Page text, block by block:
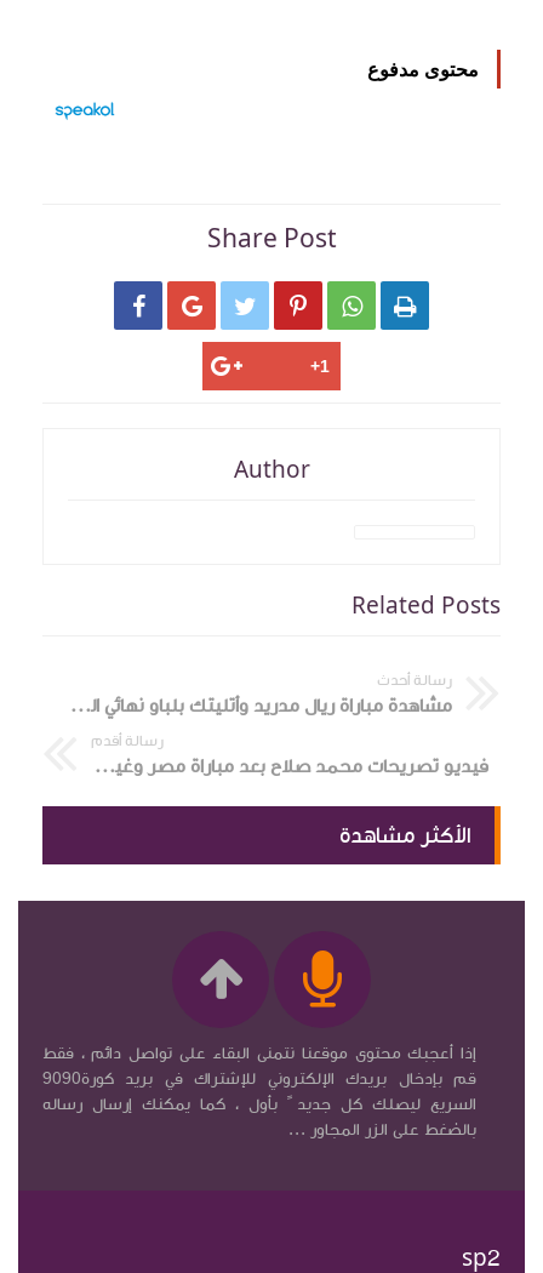
محتوى مدفوع
Share Post
     
Author
Related Posts
رسالة أحدث
مشاهدة مباراة ريال مدريد وأتليتك بلباو نهائي السوبر الإسباني
رسالة أقدم
فيديو تصريحات محمد صلاح بعد مباراة مصر وغينيا بيساو
الأكثر مشاهدة
إذا أعجبك محتوى موقعنا نتمنى البقاء على تواصل دائم ، فقط
قم بإدخال بريدك الإلكتروني للإشتراك في بريد كورة9090
السريع ليصلك كل جديد ً بأول ، كما يمكنك إرسال رساله
بالضغط على الزر المجاور ...
sp2